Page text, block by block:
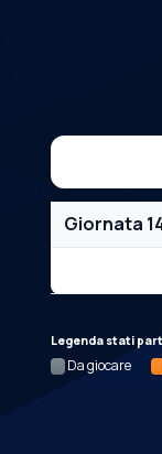
Giornata
Legenda stati
Da giocare